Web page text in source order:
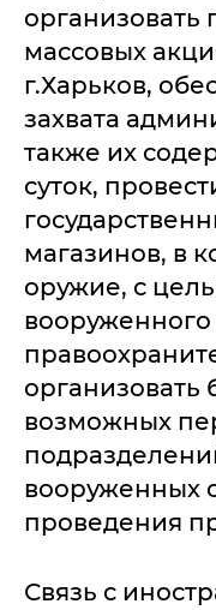
организовать
массовых
г.Харьков,
захвата
также их
суток,
магазинов, в
оружие, с
организовать
возможных
вооруженных
проведения
Связь с